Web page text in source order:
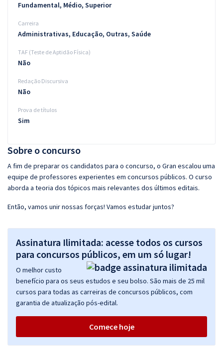
Sobre o concurso
A fim de preparar os candidatos para o concurso, o Gran escalou uma
equipe de professores experientes em concursos públicos. O curso
aborda a teoria dos tópicos mais relevantes dos últimos editais.
Então, vamos unir nossas forças! Vamos estudar juntos?
Assinatura Ilimitada: acesse todos os cursos
para concursos públicos, em um só lugar!
O melhor custo
benefício para os seus estudos e seu bolso. São mais de 25 mil
cursos para todas as carreiras de concursos públicos, com
garantia de atualização pós-edital.
Comece hoje
Fundamental, Médio, Superior
Carreira
Administrativas, Educação, Outras, Saúde
TAF (Teste de Aptidão Física)
Não
Redação Discursiva
Não
Prova de títulos
Sim